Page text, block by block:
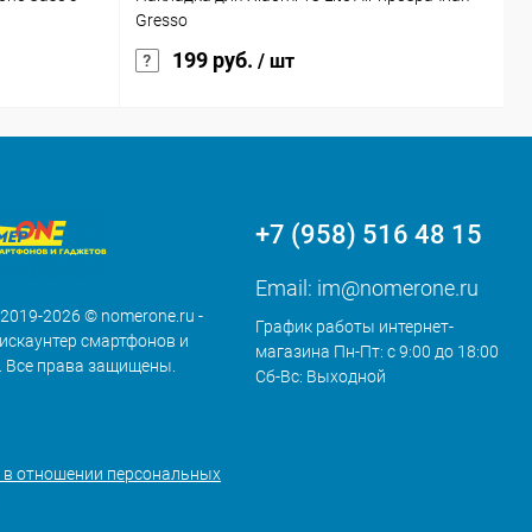
Gresso
199 руб. / шт
2026 © nomerone.ru -
смартфонов и
Все права защищены.
в отношении персональных
+7 (958) 516 48 15
Email: im@nomerone.ru
График работы интернет-
магазина Пн-Пт: с 9:00 до 18:00
Сб-Вс: Выходной